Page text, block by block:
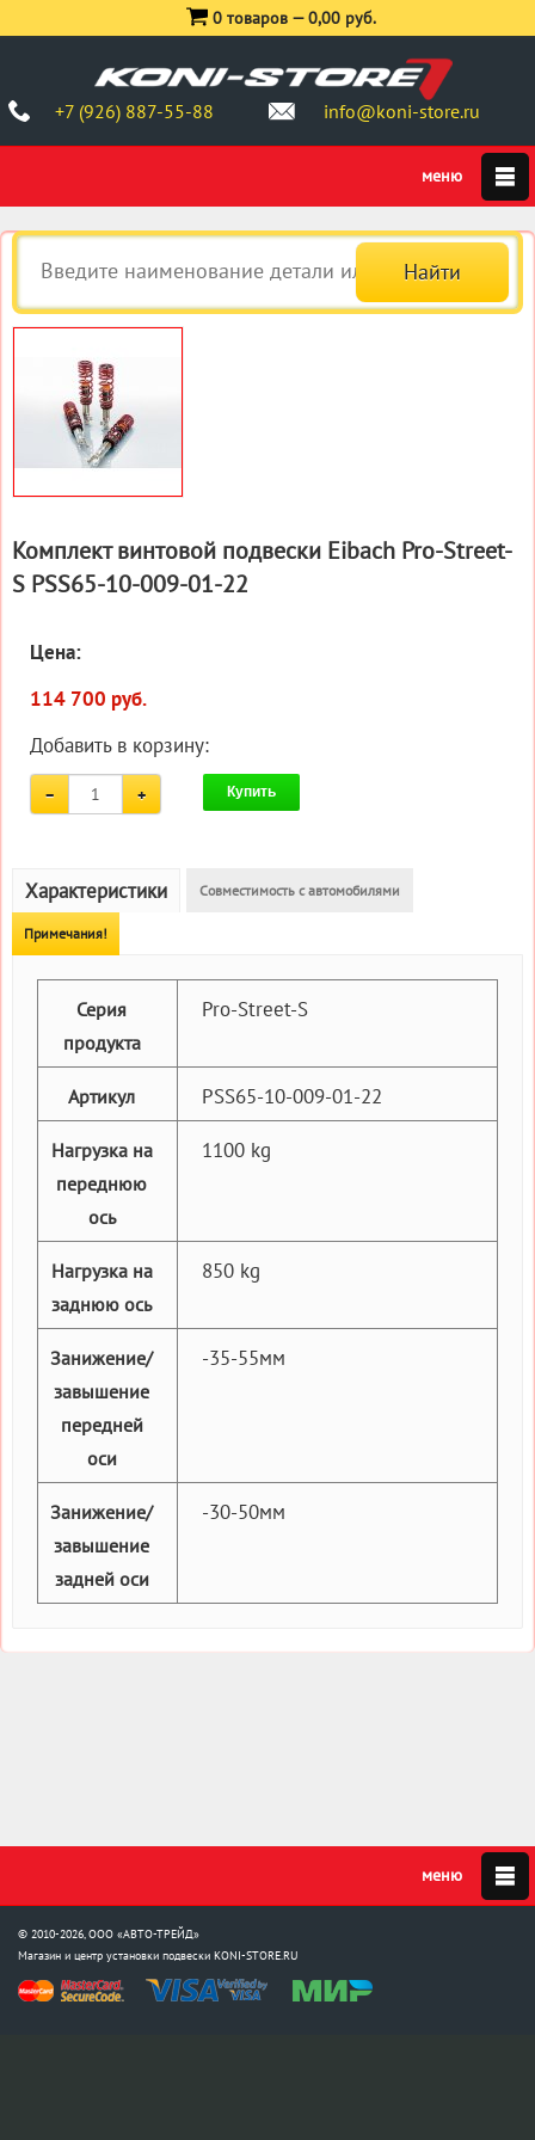
+7 (926) 887-55-88 info@koni-store.ru
0 товаров —0,00 руб.
Комплект винтовой подвески Eibach Pro-Street-
S PSS65-10-009-01-22
Цена:
114 700 руб.
Добавить в корзину:
Купить
Характеристики Совместимость с автомобилями
Примечания!
Серия
продукта
Pro-Street-S
Артикул PSS65-10-009-01-22
Нагрузка на
переднюю
ось
1100 kg
Нагрузка на
заднюю ось
850 kg
Занижение/
завышение
передней
оси
-35-55мм
Занижение/
завышение
задней оси
-30-50мм
© 2010-2026, ООО «АВТО-ТРЕЙД»
Магазин и центр установки подвески KONI-STORE.RU